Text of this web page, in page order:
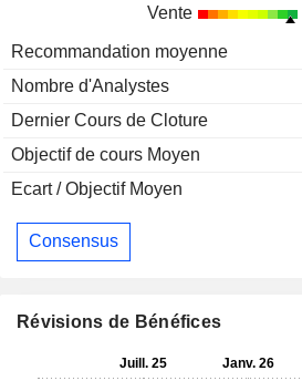
Vente
Recommandation moyenne
Nombre d'Analystes
Dernier Cours de Cloture
Objectif de cours Moyen
Ecart / Objectif Moyen
Consensus
Révisions de Bénéfices